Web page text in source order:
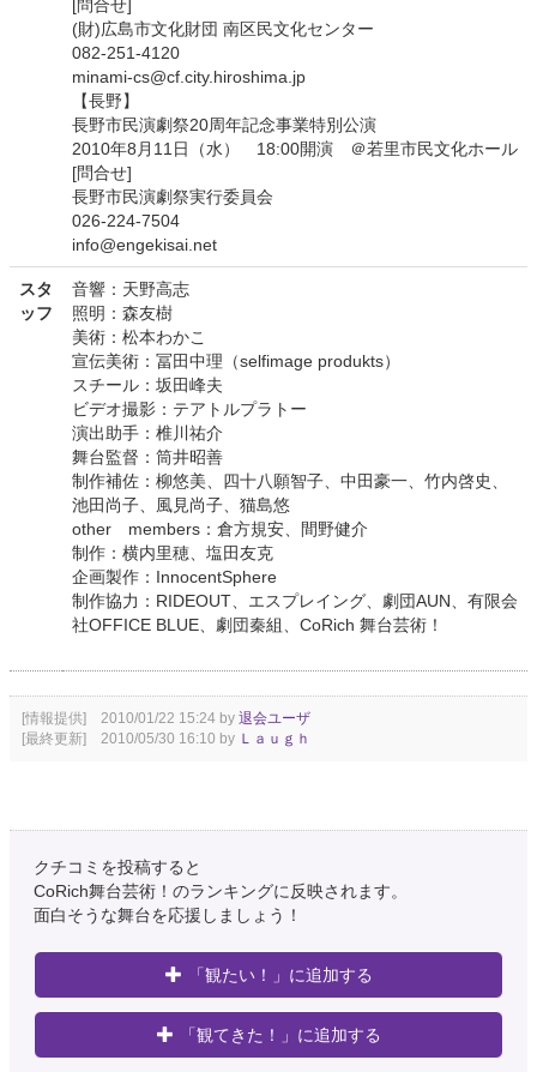
[問合せ]
(財)広島市文化財団 南区民文化センター
082-251-4120
minami-cs@cf.city.hiroshima.jp
【長野】
長野市民演劇祭20周年記念事業特別公演
2010年8月11日（水） 18:00開演 ＠若里市民文化ホール
[問合せ]
長野市民演劇祭実行委員会
026-224-7504
info@engekisai.net
スタ
ッフ
音響：天野高志
照明：森友樹
美術：松本わかこ
宣伝美術：冨田中理（selfimage produkts）
スチール：坂田峰夫
ビデオ撮影：テアトルプラトー
演出助手：椎川祐介
舞台監督：筒井昭善
制作補佐：柳悠美、四十八願智子、中田豪一、竹内啓史、
池田尚子、風見尚子、猫島悠
other members：倉方規安、間野健介
制作：横内里穂、塩田友克
企画製作：InnocentSphere
制作協力：RIDEOUT、エスプレイング、劇団AUN、有限会
社OFFICE BLUE、劇団秦組、CoRich 舞台芸術！
[情報提供] 2010/01/22 15:24 by 退会ユーザ
[最終更新] 2010/05/30 16:10 by Ｌａｕｇｈ
クチコミを投稿すると
CoRich舞台芸術！のランキングに反映されます。
面白そうな舞台を応援しましょう！
「観たい！」に追加する
「観てきた！」に追加する